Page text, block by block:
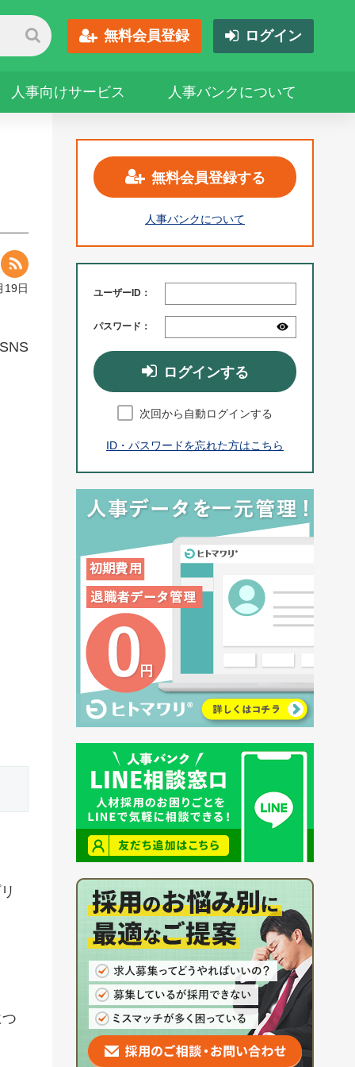
無料会員登録 ログイン
人事向けサービス 人事バンクについて
19日
無料会員登録する
人事バンクについて
ユーザーID：
パスワード：
ログインする
次回から自動ログインする
ID・パスワードを忘れた方はこちら